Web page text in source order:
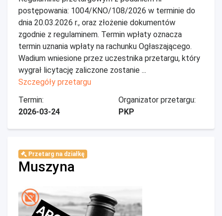
postępowania: 1004/KNO/108/2026 w terminie do
dnia 20.03.2026 r., oraz złożenie dokumentów
zgodnie z regulaminem. Termin wpłaty oznacza
termin uznania wpłaty na rachunku Ogłaszającego.
Wadium wniesione przez uczestnika przetargu, który
wygrał licytację zaliczone zostanie ...
Szczegóły przetargu
Termin:
2026-03-24
Organizator przetargu:
PKP
Przetarg na działkę
Muszyna